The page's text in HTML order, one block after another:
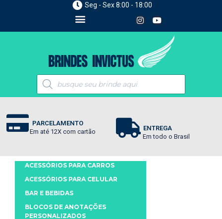
Seg - Sex 8:00 - 18:00
PARCELAMENTO
Em até 12X com cartão
ENTREGA
Em todo o Brasil
ACESSÓRIOS PARA CARROS
ACESSÓRIOS PARA CELULAR
BAR E BEBIDAS
BLOCOS DE ANOTAÇÕES
PERSONALIZADOS